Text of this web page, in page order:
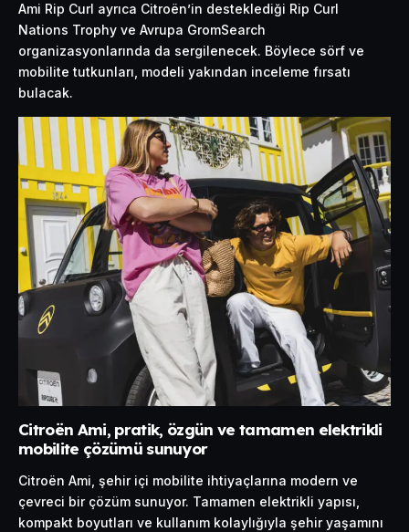
Ami Rip Curl ayrıca Citroën’in desteklediği Rip Curl
Nations Trophy ve Avrupa GromSearch
organizasyonlarında da sergilenecek. Böylece sörf ve
mobilite tutkunları, modeli yakından inceleme fırsatı
bulacak.
Citroën Ami, pratik, özgün ve tamamen elektrikli
mobilite çözümü sunuyor
Citroën Ami, şehir içi mobilite ihtiyaçlarına modern ve
çevreci bir çözüm sunuyor. Tamamen elektrikli yapısı,
kompakt boyutları ve kullanım kolaylığıyla şehir yaşamını